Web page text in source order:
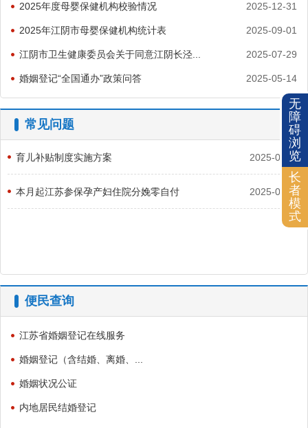
2025-12-31
2025年度母婴保健机构校验情况
2025-09-01
2025年江阴市母婴保健机构统计表
2025-07-29
江阴市卫生健康委员会关于同意江阴长泾...
2025-05-14
婚姻登记“全国通办”政策问答
常见问题
2025-07-30
育儿补贴制度实施方案
2025-07-17
本月起江苏参保孕产妇住院分娩零自付
便民查询
江苏省婚姻登记在线服务
婚姻登记（含结婚、离婚、...
婚姻状况公证
内地居民结婚登记
无
障
碍
浏
览
长
者
模
式